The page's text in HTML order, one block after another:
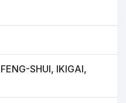
SHUI, IKIGAI,